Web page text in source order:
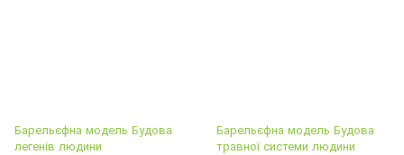
Барельєфна модель Будова
легенів людини
Барельєфна модель Будова
травної системи людини